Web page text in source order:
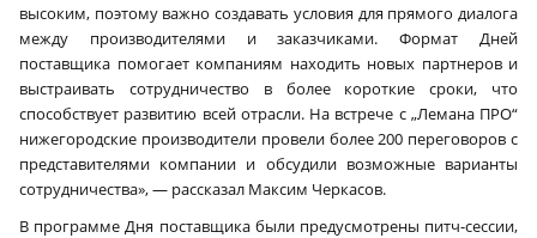
высоким, поэтому важно создавать условия для прямого диалога
между производителями и заказчиками. Формат Дней
поставщика помогает компаниям находить новых партнеров и
выстраивать сотрудничество в более короткие сроки, что
способствует развитию всей отрасли. На встрече с „Лемана ПРО“
нижегородские производители провели более 200 переговоров с
представителями компании и обсудили возможные варианты
сотрудничества», — рассказал Максим Черкасов.
В программе Дня поставщика были предусмотрены питч-сессии,